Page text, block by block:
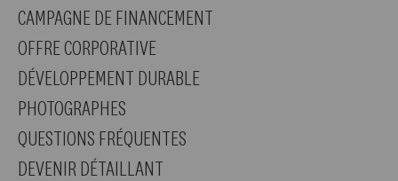
CAMPAGNE DE FINANCEMENT
OFFRE CORPORATIVE
DÉVELOPPEMENT DURABLE
PHOTOGRAPHES
QUESTIONS FRÉQUENTES
DEVENIR DÉTAILLANT